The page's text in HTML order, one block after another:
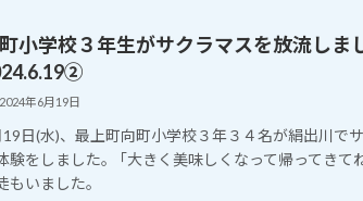
小学校３年生がサクラマスを放流しま
2024年6月19日
日(水)、最上町向町小学校３年３４名が絹出川で
験をしました。 ｢大きく美味しくなって帰ってきて
もいました。